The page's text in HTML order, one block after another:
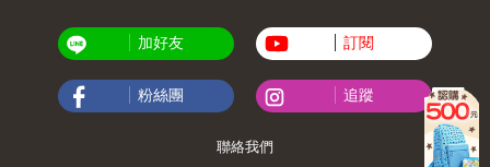
加好友 訂閱
粉絲團 追蹤
聯絡我們